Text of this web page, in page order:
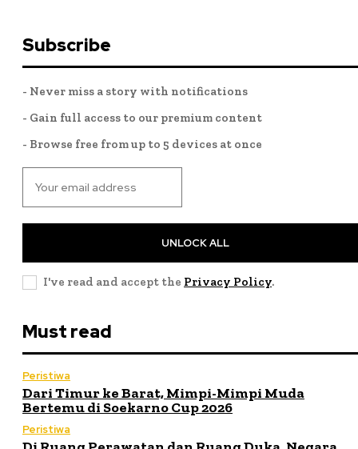
Subscribe
- Never miss a story with notifications
- Gain full access to our premium content
- Browse free from up to 5 devices at once
UNLOCK ALL
I've read and accept the Privacy Policy.
Must read
Peristiwa
Dari Timur ke Barat, Mimpi-Mimpi Muda
Bertemu di Soekarno Cup 2026
Peristiwa